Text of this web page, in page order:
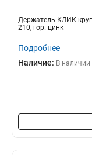
Держатель КЛИК
210, гор. цинк
Подробнее
Наличие: В наличии